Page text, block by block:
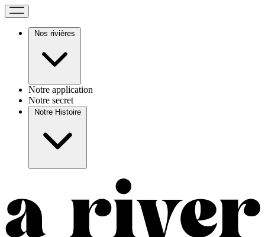
Nos rivières
Notre application
Notre secret
Notre Histoire